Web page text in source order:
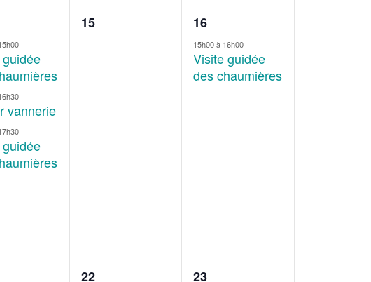
vannerie
0
15
1
évènement,
16
15h00à 16h00
Visite guidée
des chaumières
0
22
1
23